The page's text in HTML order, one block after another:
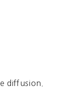
diffusion.